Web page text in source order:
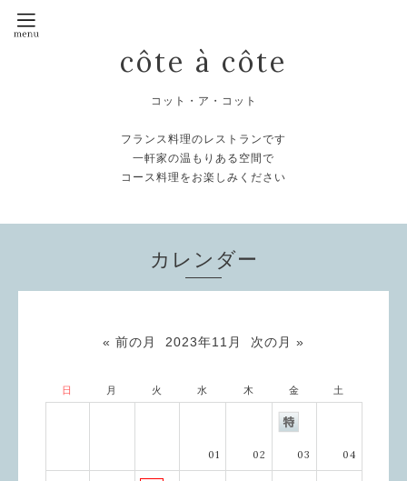
côte à côte
コット・ア・コット
フランス料理のレストランです
一軒家の温もりある空間で
コース料理をお楽しみください
カレンダー
« 前の月 2023年11月 次の月 »
日 月 火 水 木 金 土
01 02 03 04